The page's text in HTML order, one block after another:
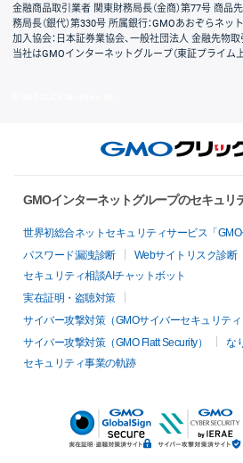
金融商品取引業者 関東財務局長（金商）第77号 商品
務局長（銀代）第330号 所属銀行：GMOあおぞらネッ
加入協会：日本証券業協会、一般社団法人 金融先物
当社はGMOインターネットグループ（東証プライム
GMOインターネットグループのセキュリ
世界初総合ネットセキュリティサービス「GMO
パスワード漏洩診断
Webサイトリスク診断
セキュリティ相談AIチャットボット
実在証明・盗聴対策
サイバー攻撃対策（GMOサイバーセキュリティ
サイバー攻撃対策（GMO Flatt Security）
な
セキュリティ事業の軌跡